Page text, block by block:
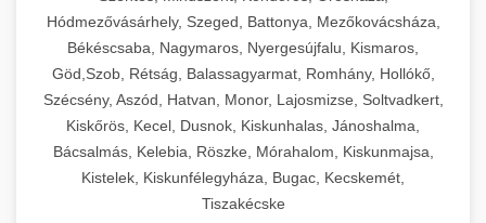
Hódmezővásárhely, Szeged, Battonya, Mezőkovácsháza,
Békéscsaba, Nagymaros, Nyergesújfalu, Kismaros,
Göd,Szob, Rétság, Balassagyarmat, Romhány, Hollókő,
Szécsény, Aszód, Hatvan, Monor, Lajosmizse, Soltvadkert,
Kiskőrös, Kecel, Dusnok, Kiskunhalas, Jánoshalma,
Bácsalmás, Kelebia, Röszke, Mórahalom, Kiskunmajsa,
Kistelek, Kiskunfélegyháza, Bugac, Kecskemét,
Tiszakécske